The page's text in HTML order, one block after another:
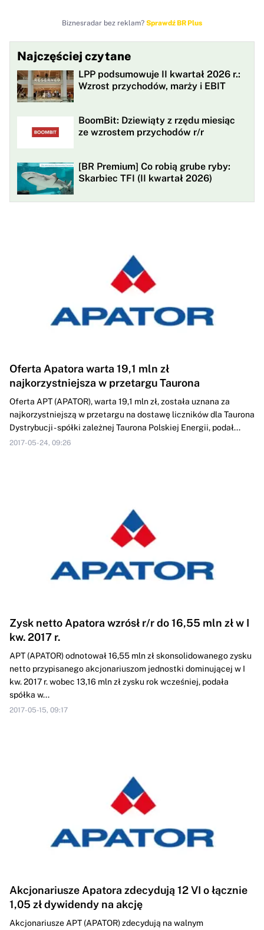
Biznesradar bez reklam? Sprawdź BR Plus
Najczęściej czytane
LPP podsumowuje II kwartał 2026 r.:
Wzrost przychodów, marży i EBIT
BoomBit: Dziewiąty z rzędu miesiąc
ze wzrostem przychodów r/r
[BR Premium] Co robią grube ryby:
Skarbiec TFI (II kwartał 2026)
Oferta Apatora warta 19,1 mln zł
najkorzystniejsza w przetargu Taurona
Oferta APT (APATOR), warta 19,1 mln zł, została uznana za
najkorzystniejszą w przetargu na dostawę liczników dla Taurona
Dystrybucji - spółki zależnej Taurona Polskiej Energii, podał...
2017-05-24, 09:26
Zysk netto Apatora wzrósł r/r do 16,55 mln zł w I
kw. 2017 r.
APT (APATOR) odnotował 16,55 mln zł skonsolidowanego zysku
netto przypisanego akcjonariuszom jednostki dominującej w I
kw. 2017 r. wobec 13,16 mln zł zysku rok wcześniej, podała
spółka w...
2017-05-15, 09:17
Akcjonariusze Apatora zdecydują 12 VI o łącznie
1,05 zł dywidendy na akcję
Akcjonariusze APT (APATOR) zdecydują na walnym